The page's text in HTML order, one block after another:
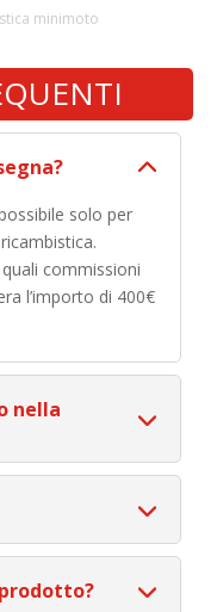
minimoto
solo per
commissioni
l’importo di 400€
nella